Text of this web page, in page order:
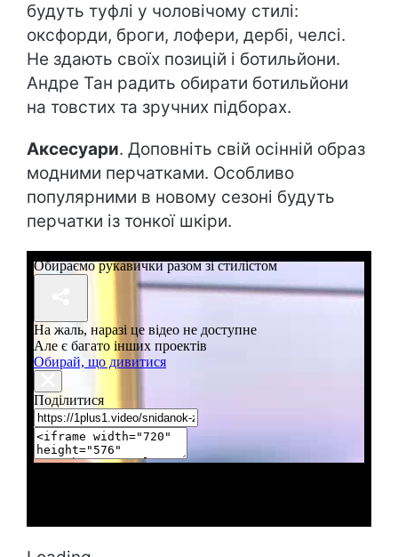
будуть туфлі у чоловічому стилі:
оксфорди, броги, лофери, дербі, челсі.
Не здають своїх позицій і ботильйони.
Андре Тан радить обирати ботильйони
на товстих та зручних підборах.
Аксесуари. Доповніть свій осінній образ
модними перчатками. Особливо
популярними в новому сезоні будуть
перчатки із тонкої шкіри.